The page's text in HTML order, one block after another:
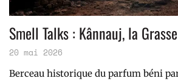
Smell Talks : Kânnauj, la
20 mai 2026
Berceau historique du parfum béni